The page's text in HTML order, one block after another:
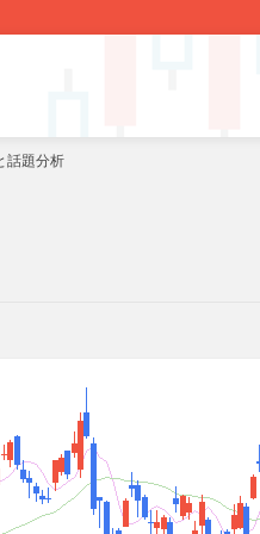
話題分析